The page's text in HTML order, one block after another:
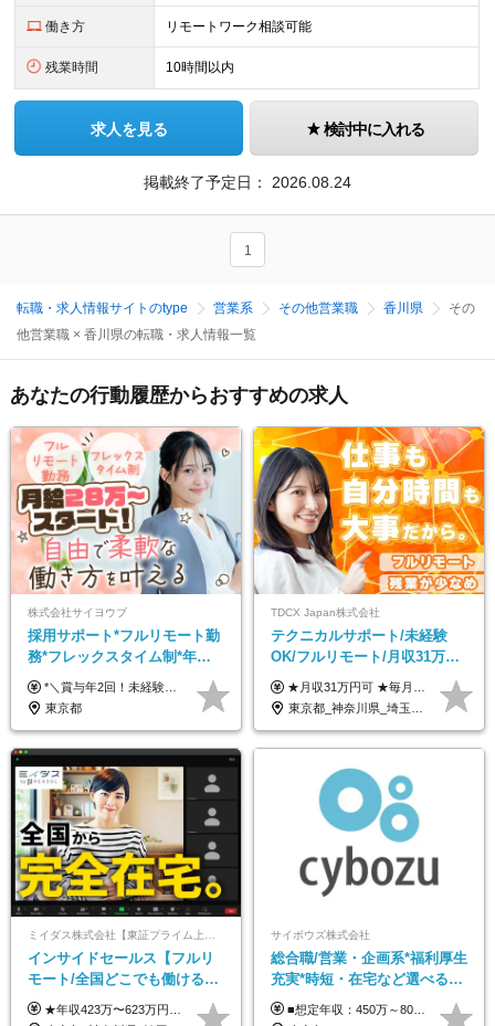
働き方 リモートワーク相談可能
残業時間 10時間以内
求人を見る 検討中に入れる
掲載終了予定日： 2026.08.24
1
転職・求人情報サイトのtype 営業系 その他営業職 香川県
その
他営業職 × 香川県の転職・求人情報一覧
あなたの行動履歴からおすすめの求人
株式会社サイヨウブ
採用サポート*フルリモート勤
務*フレックスタイム制*年休
120日*土日祝休み*残業ほぼな
し*育児中社員8割以上
*＼賞与年2回！未経験から月給28万円スタート／* ◆月給28万～40万円＋賞与年2回＋各種インセンティブ ※経験・スキルを考慮の上、決定します ※試用期間6ヶ月間あり（期間中は月給26万円～になります。その他待遇等に差異はありません） ※月給には月35時間分の固定残業代含む（月5万4800円/超過分別途支給） ※ほとんどのメンバーが残業ゼロです！フレックスタイム制のため、自分の生活に合わせて調整できます。 ＼希望性で土曜日出勤あり／ お客様より「土曜日に応募者の対応をしてほしい」という ご要望を受けた際に、応募者対応⇒求職者との メッセージのやり取りなど、対応が発生する場合があります。 ※土曜日に出勤いただく場合は ・2時間稼働：4500円 ・4時間稼働：9000円 の給与が発生。勤務時間が4時間超えることは原則ありません。 短期間で高い給与をGETできるチャンスです♪
東京都
TDCX Japan株式会社
テクニカルサポート/未経験
OK/フルリモート/月収31万円
可/月最大3万のインセンティ
ブ支給/平均年齢33歳
★月収31万円可 ★毎月「最大3万円」のインセンティブあり 月給266,228円～＋スキル手当（15,000円）＋インセンティブ（月最大3万円） ※月給例（月額最大額）：281,228 円＋残業代発生分 インセンティブを最大まで取得できた場合は、月額最大額：311,228円＋残業代発生分 となります ※経験・スキルなどを考慮し決定します ※残業代は1分単位で支給 ※試用期間3ヵ月あり（契約社員期間も給与・待遇に変更なし） ※インセンティブは効率性、顧客満足、勤怠状況等の結果により毎月金額が決定されます。 ＼”頑張り”はインセンティブで還元！／ 入社3ヶ月目から、目標数字やKPI、勤怠状況、お客様アンケートなどをもとに評価をスタート。 最短4ヶ月目にはインセンティブの支給も可能です！
東京都_神奈川県_埼玉県_千葉県_大阪府_愛知県_北海道_青森県_岩手県_宮城県_秋田県_山形県_福島県_茨城県_栃木県_群馬県_新潟県_山梨県_長野県_富山県_石川県_福井県_静岡県_岐阜県_三重県_兵庫県_京都府_滋賀県_奈良県_和歌山県_広島県_岡山県_鳥取県_島根県_山口県_徳島県_香川県_愛媛県_高知県_福岡県_熊本県_佐賀県_長崎県_大分県_宮崎県_鹿児島県_沖縄県
インサイドセールス【フルリ
モート/全国どこでも働ける】
未経験OK*土日祝休み*残業少
なめ*在宅勤務手当あり
★年収423万〜623万円のモデルあり（想定時間外手当10時間分含む） ★半年に一度ドカンと支給のボーナスあり（半年に1度最大150万円） 月給25万円〜＋各種手当＋インセンティブ ＊リモートワーク手当（4000円/月） ＊リモートワーク一時金（1万5000円） ＊残業手当全額支給 ※経験・スキルにより月給を決定します ※試用期間：2ヵ月あり。期間中の雇用形態・給与・待遇に変更はありません 《頑張りはインセンティブとして還元！》 当社は5段階の評価制度を導入。 半期に1回の評価で最高ランク（5点）を獲得したメンバーには、 150万円のインセンティブを支給！ これが半年に一度のインセンティブとして支給されるため、 成果を出した分だけまとまった収入を得られる仕組みです。 【固定残業代について】 なし（残業代は、実際の労働時間に応じて別途全額支給）
サイボウズ株式会社
総合職/営業・企画系*福利厚生
充実*時短・在宅など選べる働
き方*賞与年2回
■想定年収：450万～800万円（基本給12ヶ月分＋賞与2ヶ月分） ※上記想定年収はフルタイムの働き方を想定しています。 それ以外の働き方（勤務日数、時短、固定残業時間数の変更など）の場合 上記想定年収の支給を確約するものではありません ※賞与は全社の業績に応じて変動の可能性があります ※ご経験・スキルを考慮のうえ、当社規定により優遇します （試用期間3ヶ月有/給与・待遇に差異なし） ■昇給年1回 ■賞与年2回（2月・8月）